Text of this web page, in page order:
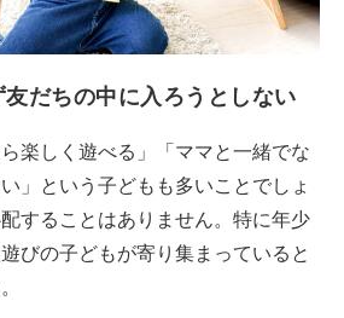
だちの中に入ろうとしない
ら楽しく遊べる」「ママと一緒でな
」という子どもも多いことでしょ
することはありません。特に年少
びの子どもが寄り集まっていると